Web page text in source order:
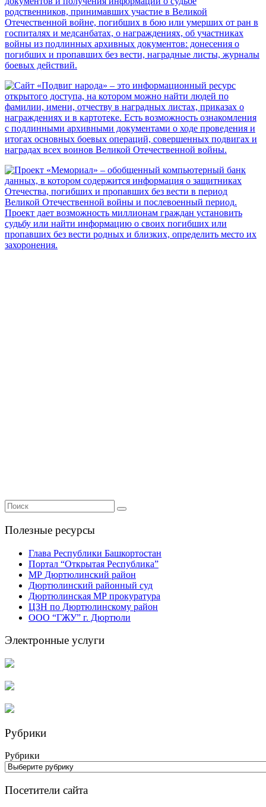
Полезные ресурсы
Глава Республики Башкортостан
Портал “Открытая Республика”
МР Дюртюлинский район
Дюртюлинский районный суд
Дюртюлинская МР прокуратура
ЦЗН по Дюртюлинскому район
ООО “ГЖУ” г. Дюртюли
Электронные услуги
Рубрики
Рубрики
Посетители сайта